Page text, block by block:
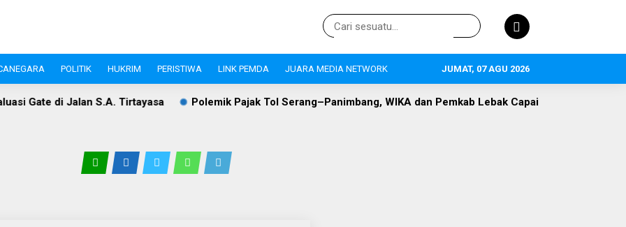
POLITIK HUKRIM PERISTIWA LINK PEMDA JUARA MEDIA NETWORK JUMAT, 07 AGU 2026
Gate di Jalan S.A. Tirtayasa Polemik Pajak Tol Serang–Panimbang, WIKA dan Pemkab Lebak Capai Titik Temu